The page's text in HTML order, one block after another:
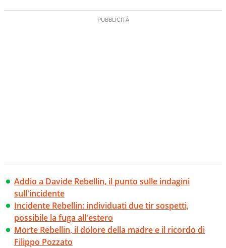
Addio a Davide Rebellin, il punto sulle indagini
sull'incidente
Incidente Rebellin: individuati due tir sospetti,
possibile la fuga all'estero
Morte Rebellin, il dolore della madre e il ricordo di
Filippo Pozzato